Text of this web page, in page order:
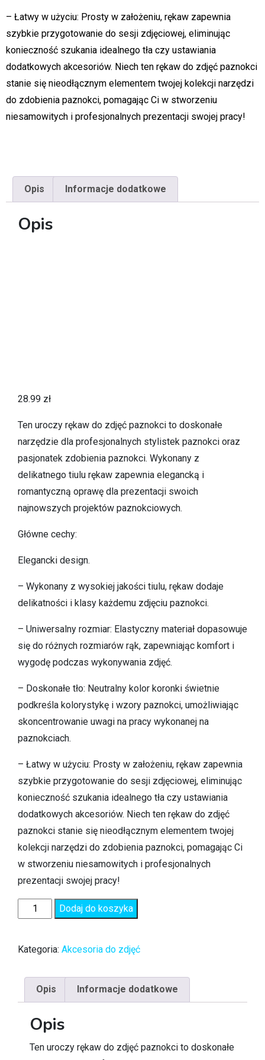
– Łatwy w użyciu: Prosty w założeniu, rękaw zapewnia
szybkie przygotowanie do sesji zdjęciowej, eliminując
konieczność szukania idealnego tła czy ustawiania
dodatkowych akcesoriów. Niech ten rękaw do zdjęć paznokci
stanie się nieodłącznym elementem twojej kolekcji narzędzi
do zdobienia paznokci, pomagając Ci w stworzeniu
niesamowitych i profesjonalnych prezentacji swojej pracy!
Opis Informacje dodatkowe
Opis
28.99 zł
Ten uroczy rękaw do zdjęć paznokci to doskonałe
narzędzie dla profesjonalnych stylistek paznokci oraz
pasjonatek zdobienia paznokci. Wykonany z
delikatnego tiulu rękaw zapewnia elegancką i
romantyczną oprawę dla prezentacji swoich
najnowszych projektów paznokciowych.
Główne cechy:
Elegancki design.
– Wykonany z wysokiej jakości tiulu, rękaw dodaje
delikatności i klasy każdemu zdjęciu paznokci.
– Uniwersalny rozmiar: Elastyczny materiał dopasowuje
się do różnych rozmiarów rąk, zapewniając komfort i
wygodę podczas wykonywania zdjęć.
– Doskonałe tło: Neutralny kolor koronki świetnie
podkreśla kolorystykę i wzory paznokci, umożliwiając
skoncentrowanie uwagi na pracy wykonanej na
paznokciach.
– Łatwy w użyciu: Prosty w założeniu, rękaw zapewnia
szybkie przygotowanie do sesji zdjęciowej, eliminując
konieczność szukania idealnego tła czy ustawiania
dodatkowych akcesoriów. Niech ten rękaw do zdjęć
paznokci stanie się nieodłącznym elementem twojej
kolekcji narzędzi do zdobienia paznokci, pomagając Ci
w stworzeniu niesamowitych i profesjonalnych
prezentacji swojej pracy!
Dodaj do koszyka
Kategoria: Akcesoria do zdjęć
Opis Informacje dodatkowe
Opis
Ten uroczy rękaw do zdjęć paznokci to doskonałe